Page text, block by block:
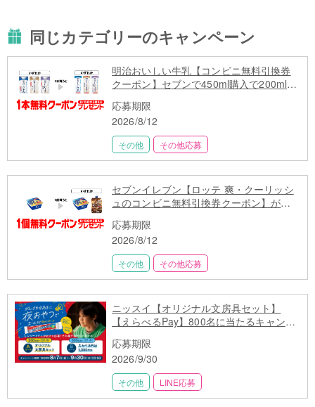
同じカテゴリーのキャンペーン
明治おいしい牛乳【コンビニ無料引換券
クーポン】セブンで450ml購入で200mlも
応募期限
2026/8/12
その他 その他応募
セブンイレブン【ロッテ 爽・クーリッシ
ュのコンビニ無料引換券クーポン】が当
応募期限
2026/8/12
その他 その他応募
ニッスイ【オリジナル文房具セット】
【えらべるPay】800名に当たるキャンペ
応募期限
2026/9/30
その他 LINE応募